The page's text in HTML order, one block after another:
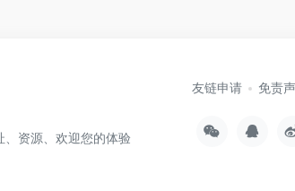
资源、欢迎您的体验
友链申请 免责